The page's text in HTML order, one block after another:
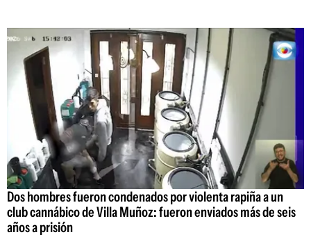
Dos hombres fueron condenados por violenta rapiña a un
club cannábico de Villa Muñoz: fueron enviados más de seis
años a prisión